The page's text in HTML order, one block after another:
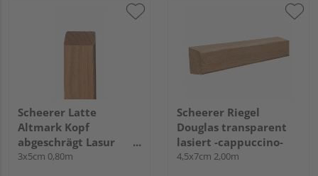
Scheerer Latte
Altmark Kopf
abgeschrägt Lasur
transparent lasiert -
3x5cm 0,80m
Scheerer Riegel
Douglas transparent
lasiert -cappuccino-
4,5x7cm 2,00m